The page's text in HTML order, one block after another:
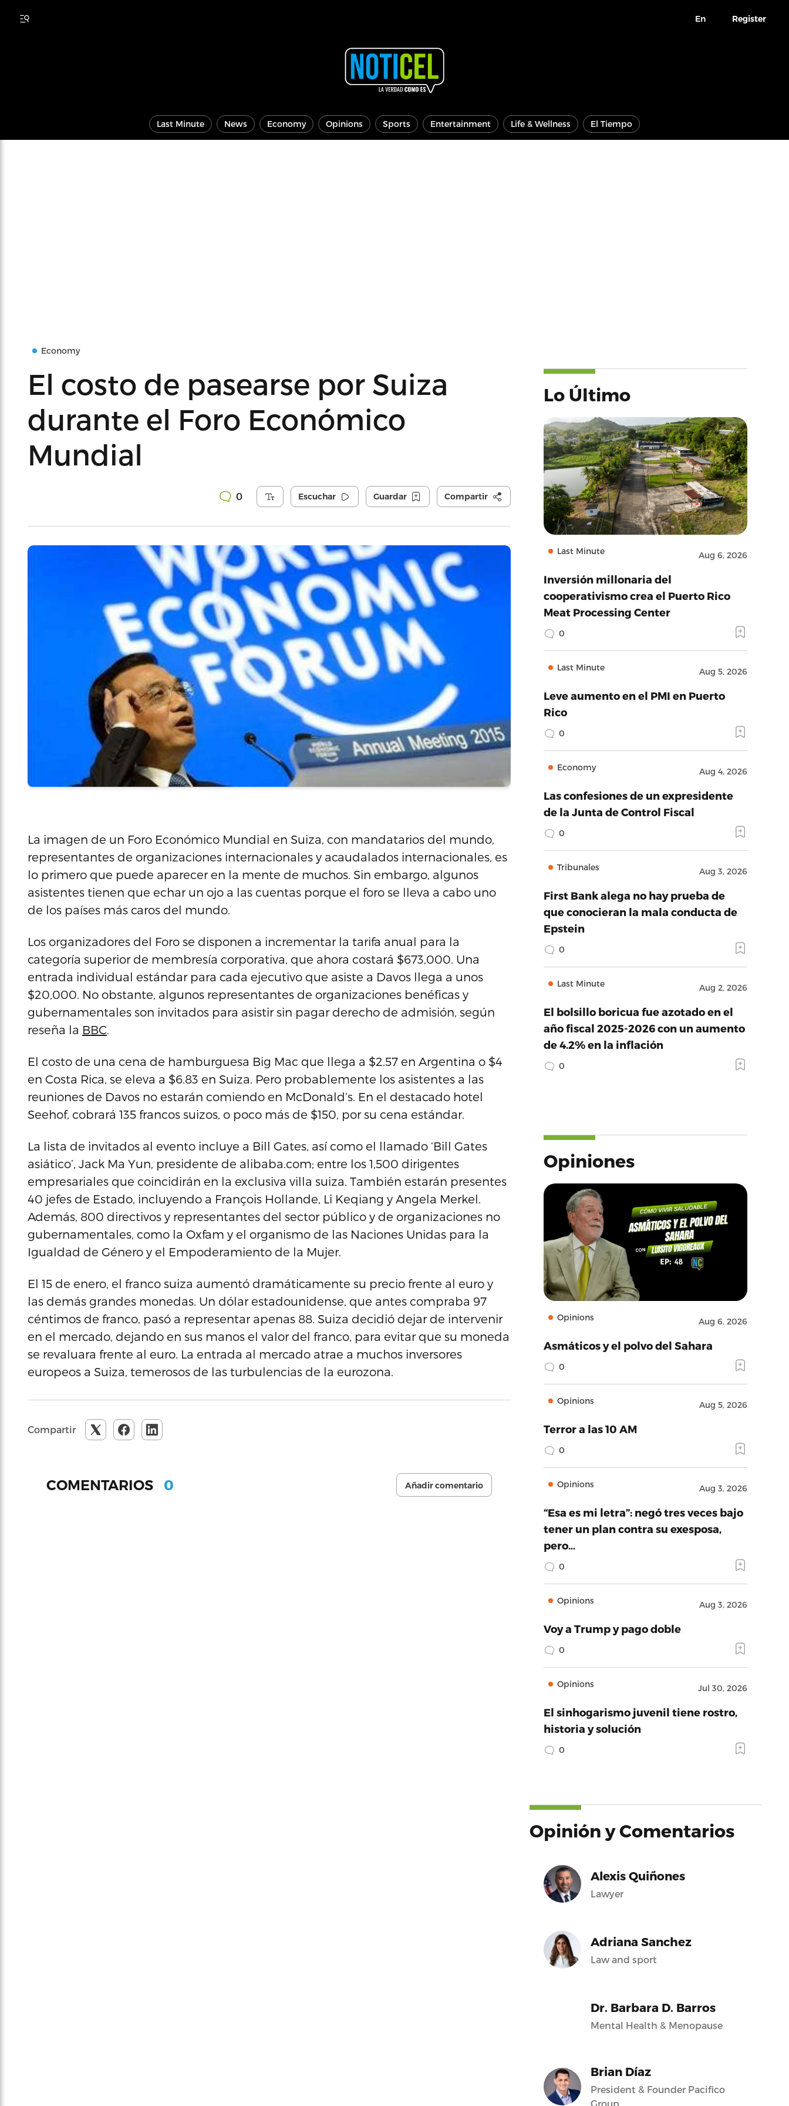
En Register
Last Minute News Economy Opinions Sports Entertainment Life & Wellness El Tiempo
Economy
El costo de pasearse por Suiza
durante el Foro Económico
Mundial
0 Escuchar Guardar Compartir
La imagen de un Foro Económico Mundial en Suiza, con mandatarios del mundo,
representantes de organizaciones internacionales y acaudalados internacionales, es
lo primero que puede aparecer en la mente de muchos. Sin embargo, algunos
asistentes tienen que echar un ojo a las cuentas porque el foro se lleva a cabo uno
de los países más caros del mundo.
Los organizadores del Foro se disponen a incrementar la tarifa anual para la
categoría superior de membresía corporativa, que ahora costará $673,000. Una
entrada individual estándar para cada ejecutivo que asiste a Davos llega a unos
$20,000. No obstante, algunos representantes de organizaciones benéficas y
gubernamentales son invitados para asistir sin pagar derecho de admisión, según
reseña la BBC.
El costo de una cena de hamburguesa Big Mac que llega a $2.57 en Argentina o $4
en Costa Rica, se eleva a $6.83 en Suiza. Pero probablemente los asistentes a las
reuniones de Davos no estarán comiendo en McDonald’s. En el destacado hotel
Seehof, cobrará 135 francos suizos, o poco más de $150, por su cena estándar.
La lista de invitados al evento incluye a Bill Gates, así como el llamado ‘Bill Gates
asiático’, Jack Ma Yun, presidente de alibaba.com; entre los 1,500 dirigentes
empresariales que coincidirán en la exclusiva villa suiza. También estarán presentes
40 jefes de Estado, incluyendo a François Hollande, Li Keqiang y Angela Merkel.
Además, 800 directivos y representantes del sector público y de organizaciones no
gubernamentales, como la Oxfam y el organismo de las Naciones Unidas para la
Igualdad de Género y el Empoderamiento de la Mujer.
El 15 de enero, el franco suiza aumentó dramáticamente su precio frente al euro y
las demás grandes monedas. Un dólar estadounidense, que antes compraba 97
céntimos de franco, pasó a representar apenas 88. Suiza decidió dejar de intervenir
en el mercado, dejando en sus manos el valor del franco, para evitar que su moneda
se revaluara frente al euro. La entrada al mercado atrae a muchos inversores
europeos a Suiza, temerosos de las turbulencias de la eurozona.
Compartir
COMENTARIOS 0 Añadir comentario
Lo Último
Last Minute Aug 6, 2026
Inversión millonaria del
cooperativismo crea el Puerto Rico
Meat Processing Center
0
Last Minute Aug 5, 2026
Leve aumento en el PMI en Puerto
Rico
0
Economy Aug 4, 2026
Las confesiones de un expresidente
de la Junta de Control Fiscal
0
Tribunales Aug 3, 2026
First Bank alega no hay prueba de
que conocieran la mala conducta de
Epstein
0
Last Minute Aug 2, 2026
El bolsillo boricua fue azotado en el
año fiscal 2025-2026 con un aumento
de 4.2% en la inflación
0
Opiniones
Opinions Aug 6, 2026
Asmáticos y el polvo del Sahara
0
Opinions Aug 5, 2026
Terror a las 10 AM
0
Opinions Aug 3, 2026
“Esa es mi letra”: negó tres veces bajo
tener un plan contra su exesposa,
pero…
0
Opinions Aug 3, 2026
Voy a Trump y pago doble
0
Opinions Jul 30, 2026
El sinhogarismo juvenil tiene rostro,
historia y solución
0
Opinión y Comentarios
Alexis Quiñones
Lawyer
Adriana Sanchez
Law and sport
Dr. Barbara D. Barros
Mental Health & Menopause
Brian Díaz
President & Founder Pacifico
Group